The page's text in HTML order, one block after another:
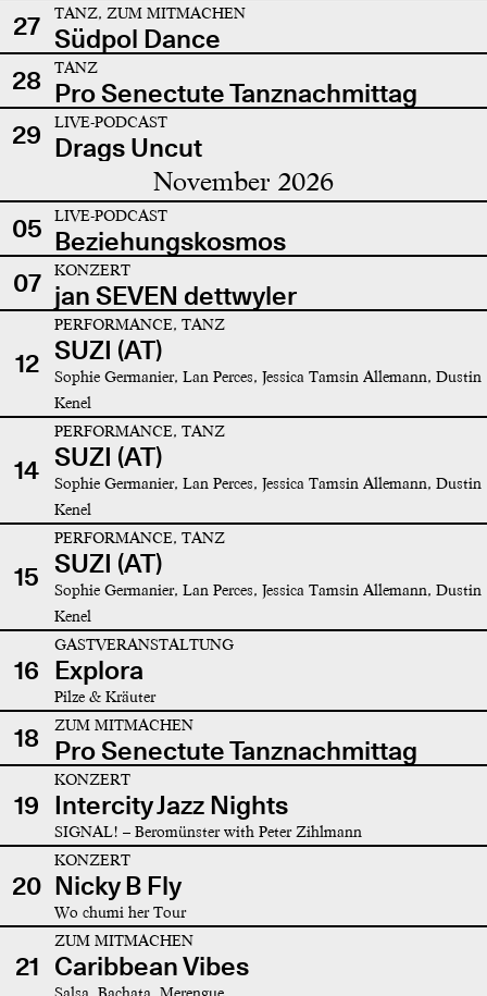
27 TANZ, ZUM MITMACHEN
Südpol Dance
28
TANZ
Pro Senectute Tanznachmittag
29
LIVE-PODCAST
Drags Uncut
November 2026
05 LIVE-PODCAST
Beziehungskosmos
07
KONZERT
jan SEVEN dettwyler
12
PERFORMANCE, TANZ
SUZI (AT)
Sophie Germanier, Lan Perces, Jessica Tamsin Allemann, Dustin
Kenel
14
PERFORMANCE, TANZ
SUZI (AT)
Sophie Germanier, Lan Perces, Jessica Tamsin Allemann, Dustin
Kenel
15
PERFORMANCE, TANZ
SUZI (AT)
Sophie Germanier, Lan Perces, Jessica Tamsin Allemann, Dustin
Kenel
16
GASTVERANSTALTUNG
Explora
Pilze & Kräuter
18 ZUM MITMACHEN
Pro Senectute Tanznachmittag
19
KONZERT
Intercity Jazz Nights
SIGNAL! – Beromünster with Peter Zihlmann
20
KONZERT
Nicky B Fly
Wo chumi her Tour
21
ZUM MITMACHEN
Caribbean Vibes